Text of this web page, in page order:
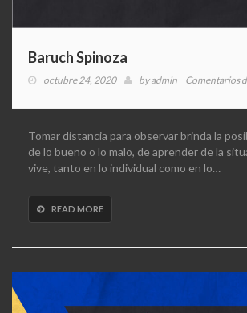
Baruch Spinoza
octubre 24, 2020 byadmin Comentarios
Tomar distancia para observar brinda la
de lo bueno o lo malo, de aprender de la
vive, tanto en lo individual como en lo…
READ MORE